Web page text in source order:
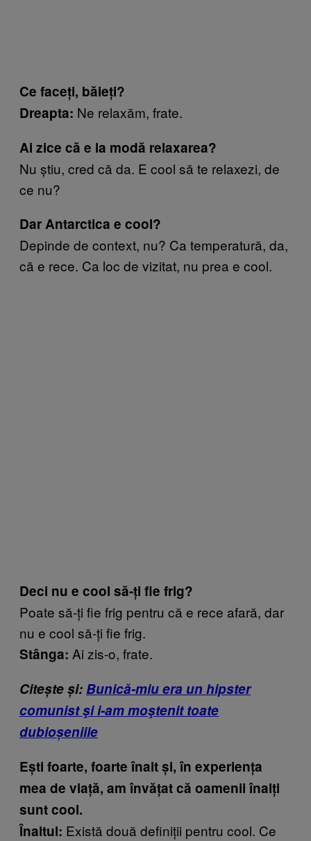
Ce faceți, băieți?
Dreapta: Ne relaxăm, frate.
Ai zice că e la modă relaxarea?
Nu știu, cred că da. E cool să te relaxezi, de
ce nu?
Dar Antarctica e cool?
Depinde de context, nu? Ca temperatură, da,
că e rece. Ca loc de vizitat, nu prea e cool.
Deci nu e cool să-ți fie frig?
Poate să-ți fie frig pentru că e rece afară, dar
nu e cool să-ți fie frig.
Stânga: Ai zis-o, frate.
Citește și: Bunică-miu era un hipster
comunist şi i-am moştenit toate
dubioșeniile
Ești foarte, foarte înalt și, în experiența
mea de viață, am învățat că oamenii înalți
sunt cool.
Înaltul: Există două definiții pentru cool. Ce